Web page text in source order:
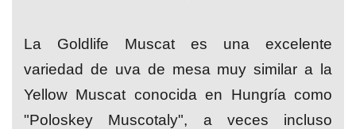
La Goldlife Muscat es una excelente
variedad de uva de mesa muy similar a la
Yellow Muscat conocida en Hungría como
"Poloskey Muscotaly", a veces incluso